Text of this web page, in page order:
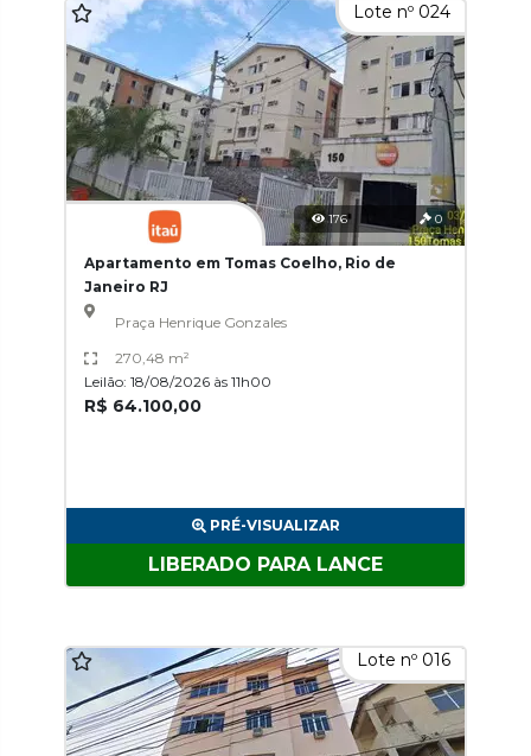
Lote nº 024
176 0
Apartamento em Tomas Coelho, Rio de
Janeiro RJ
Praça Henrique Gonzales
270,48 m²
Leilão: 18/08/2026 às 11h00
R$ 64.100,00
PRÉ-VISUALIZAR
LIBERADO PARA LANCE
Lote nº 016